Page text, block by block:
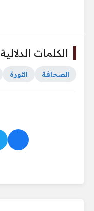
الكلمات الدلالية
الصحافة الثورة